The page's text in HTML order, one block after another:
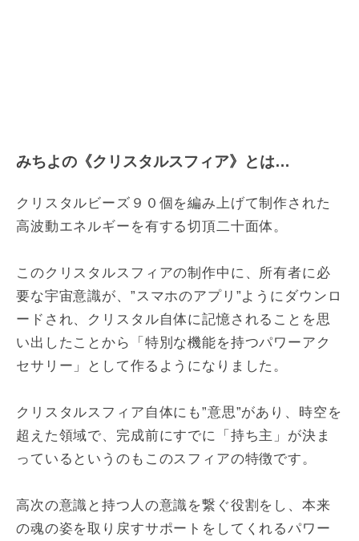
みちよの《クリスタルスフィア》とは…
クリスタルビーズ９０個を編み上げて制作された
高波動エネルギーを有する切頂二十面体。
このクリスタルスフィアの制作中に、所有者に必
要な宇宙意識が、”スマホのアプリ”ようにダウンロ
ードされ、クリスタル自体に記憶されることを思
い出したことから「特別な機能を持つパワーアク
セサリー」として作るようになりました。
クリスタルスフィア自体にも”意思”があり、時空を
超えた領域で、完成前にすでに「持ち主」が決ま
っているというのもこのスフィアの特徴です。
高次の意識と持つ人の意識を繋ぐ役割をし、本来
の魂の姿を取り戻すサポートをしてくれるパワー